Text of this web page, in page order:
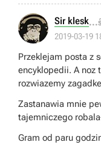
Sir klesk
2019-03-19
Przeklejam posta z
encyklopedii. A noz
rozwiazemy
Zastanawia mnie
tajemniczego
Gram od paru